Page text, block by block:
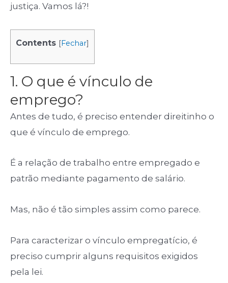
justiça. Vamos lá?!
Contents [Fechar]
1. O que é vínculo de
emprego?
Antes de tudo, é preciso entender direitinho o
que é vínculo de emprego.
É a relação de trabalho entre empregado e
patrão mediante pagamento de salário.
Mas, não é tão simples assim como parece.
Para caracterizar o vínculo empregatício, é
preciso cumprir alguns requisitos exigidos
pela lei.